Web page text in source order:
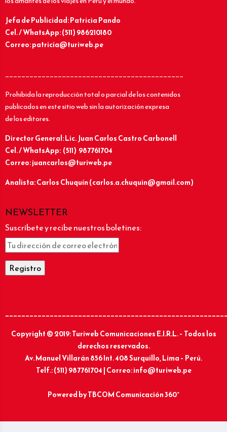
Jefa de Publicidad: Patricia Pando
Cel. / WhatsApp: (511) 986210180
Correo: patricia@turiweb.pe
____________________________________________
Prohibida la reproducción total o parcial de los contenidos
publicados en este sitio web sin la autorización expresa
de los editores.
Director General: Lic.Juan Carlos Castro Carbonell
Cel. / WhatsApp: (511) 987761704
Correo: juancarlos@turiweb.pe
Analista: Carlos Chuquín (carlos.a.chuquin@gmail.com)
NEWSLETTER
Suscríbete y recibe nuestros boletines:
Copyright © 2019: Turiweb Comunicaciones E.I.R.L. – Todos los
derechos reservados.
Av. Manuel Villarán 856 Int. 408 Surquillo, Lima – Perú.
Telf.: (511) 987761704 | Correo: info@turiweb.pe
Powered byTBCOM Comunicación 360°